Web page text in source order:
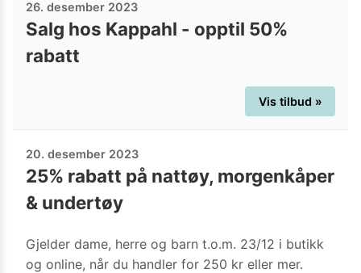
26. desember 2023
Salg hos Kappahl - opptil 50%
rabatt
Vis tilbud »
20. desember 2023
25% rabatt på nattøy, morgenkåper
& undertøy
Gjelder dame, herre og barn t.o.m. 23/12 i butikk
og online, når du handler for 250 kr eller mer.